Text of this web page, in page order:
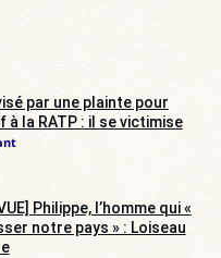
par une plainte pour
à la RATP : il se victimise
Philippe, l’homme qui «
notre pays » : Loiseau